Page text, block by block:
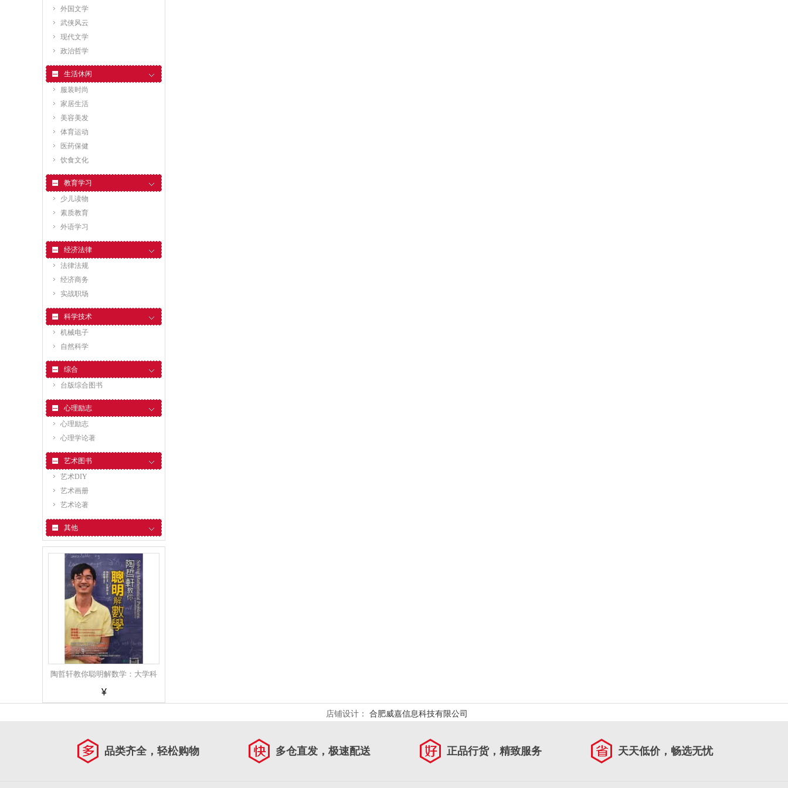
外国文学
武侠风云
现代文学
政治哲学
生活休闲
服装时尚
家居生活
美容美发
体育运动
医药保健
饮食文化
教育学习
少儿读物
素质教育
外语学习
经济法律
法律法规
经济商务
实战职场
科学技术
机械电子
自然科学
综合
台版综合图书
心理励志
心理励志
心理学论著
艺术图书
艺术DIY
艺术画册
艺术论著
其他
陶哲轩教你聪明解数学：大学科
学馆 陶哲軒教你聰明解數學：大
¥
店铺设计： 合肥威嘉信息科技有限公司
品类齐全，轻松购物 多仓直发，极速配送 正品行货，精致服务 天天低价，畅选无忧